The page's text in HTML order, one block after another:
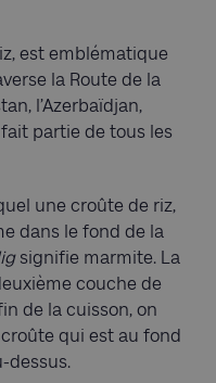
est emblématique
la Route de la
l’Azerbaïdjan,
fait partie de tous les
une croûte de riz,
dans le fond de la
signifie marmite. La
couche de
de la cuisson, on
qui est au fond
dessus.